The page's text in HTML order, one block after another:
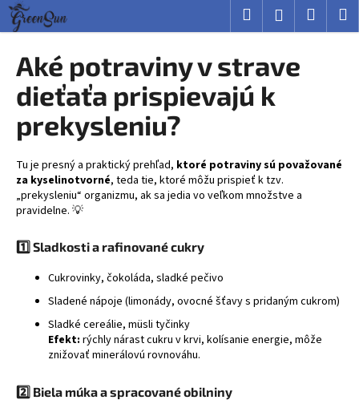
Prejsť
obsah
Hľadať Prihlásenie
Aké potraviny v strave
dieťaťa prispievajú k
prekysleniu?
Tu je presný a praktický prehľad, ktoré potraviny sú považované
za kyselinotvorné, teda tie, ktoré môžu prispieť k tzv.
„prekysleniu“ organizmu, ak sa jedia vo veľkom množstve a
pravidelne. 💡
1️⃣ Sladkosti a rafinované cukry
Cukrovinky, čokoláda, sladké pečivo
Sladené nápoje (limonády, ovocné šťavy s pridaným cukrom)
Sladké cereálie, müsli tyčinky
Efekt: rýchly nárast cukru v krvi, kolísanie energie, môže
znižovať minerálovú rovnováhu.
2️⃣ Biela múka a spracované obilniny
K
o
Č
o
p
t
r
e
b
u
á